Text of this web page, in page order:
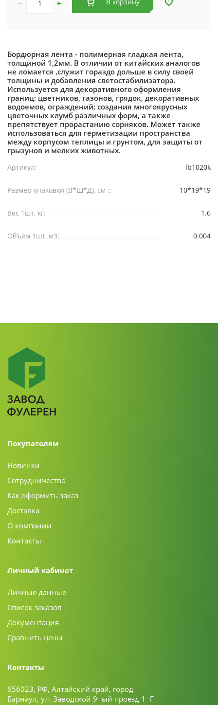
Бордюрная лента - полимерная гладкая лента,
толщиной 1,2мм. В отличии от китайских аналогов
не ломается ,служит гораздо дольше в силу своей
толщины и добавления светостабилизатора.
Используется для декоративного оформления
границ: цветников, газонов, грядок, декоративных
водоемов, ограждений; создания многоярусных
цветочных клумб различных форм, а также
препятствует прорастанию сорняков. Может также
использоваться для герметизации пространства
между корпусом теплицы и грунтом, для защиты от
грызунов и мелких животных.
Артикул: lb1020k
Размер упаковки (В*Ш*Д), см :: 10*19*19
Вес 1шт, кг: 1.6
Объём 1шт, м3: 0.004
Покупателям
Новинки
Сотрудничество
Как оформить заказ
Доставка
О компании
Контакты
Личный кабинет
Личные данные
Список заказов
Документация
Сравнить цены
Контакты
656023, РФ, Алтайский край, город
Барнаул, ул. Заводской 9−ый проезд 1−Г